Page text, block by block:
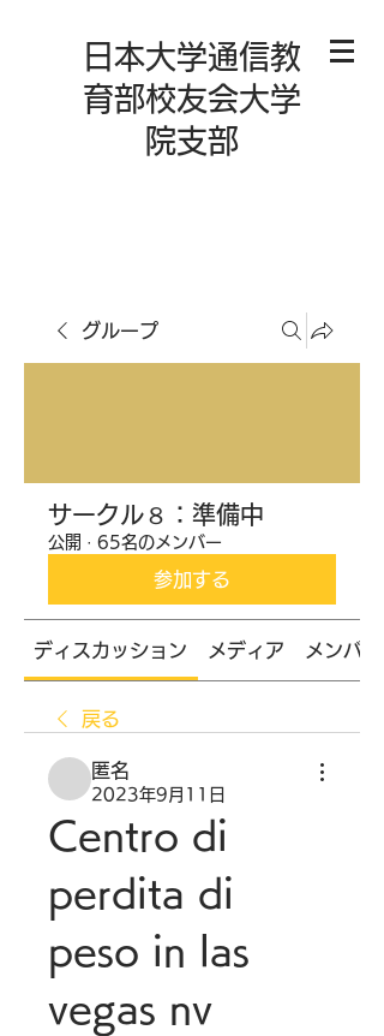
日本大学通信教
育部校友会大学
院支部
グループ
サークル８：準備中
公開 · 65名のメンバー
参加する
ディスカッション メディア メンバー
戻る
匿名
2023年9月11日
Centro di
perdita di
peso in las
vegas nv